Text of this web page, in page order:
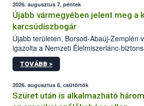
2026. augusztus 7, péntek
Újabb vármegyében jelent meg a
karcsúdíszbogár
Újabb területen, Borsod-Abaúj-Zemplén
igazolta a Nemzeti Élelmiszerlánc-
kőrisrontó karcsúdíszbogár (Agrilus
kártevőt nem csak színcsapdában
az intenzív felderítést, emellett az
hatósággal is összehangolják a terjedés
TOVÁBB >
2026. augusztus 6, csütörtök
Szüret után is alkalmazható